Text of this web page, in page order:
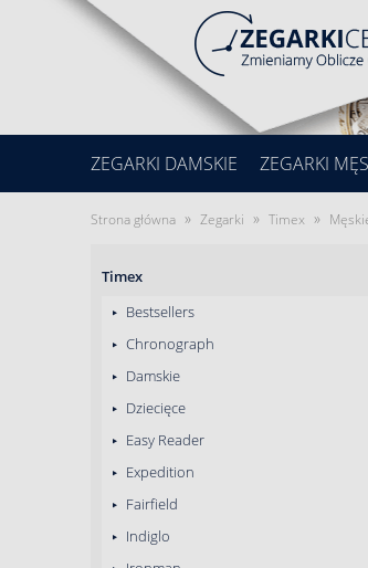
ZEGARKI DAMSKIE ZEGARKI
Strona główna » Zegarki » Timex »
Timex
Bestsellers
Chronograph
Damskie
Dziecięce
Easy Reader
Expedition
Fairfield
Indiglo